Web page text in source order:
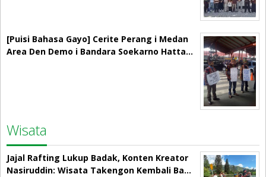
[Puisi Bahasa Gayo] Cerite Perang i Medan
Area Den Demo i Bandara Soekarno Hatta…
Wisata
Jajal Rafting Lukup Badak, Konten Kreator
Nasiruddin: Wisata Takengon Kembali Ba…